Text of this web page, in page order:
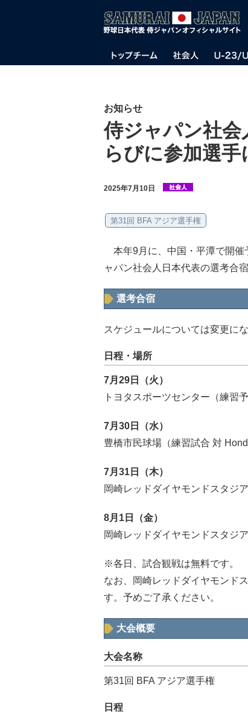
お知らせ
侍ジャパン社会
らびに参加選手
2025年7月10日
第31回 BFA アジア選手権
本年9月に、中国・平潭で開催
ャパン社会人日本代表の選考合
選考合宿
スケジュールについては変更に
日程・場所
7月29日（火）
トヨタスポーツセンター（練習
7月30日（水）
豊橋市民球場（練習試合 対
7月31日（木）
岡崎レッドダイヤモンドスタジ
8月1日（金）
岡崎レッドダイヤモンドスタジ
※各日、試合観戦は無料です。
なお、岡崎レッドダイヤモンド
す。予めご了承ください。
大会概要
大会名称
第31回 BFA アジア選手権
日程